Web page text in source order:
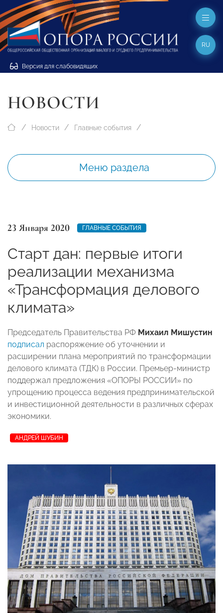
Версия для слабовидящих
RU
НОВОСТИ
Новости Главные события
Меню раздела
23 Января 2020 ГЛАВНЫЕ СОБЫТИЯ
Старт дан: первые итоги
реализации механизма
«Трансформация делового
климата»
Председатель Правительства РФ Михаил Мишустин
подписал распоряжение об уточнении и
расширении плана мероприятий по трансформации
делового климата (ТДК) в России. Премьер-министр
поддержал предложения «ОПОРЫ РОССИИ» по
упрощению процесса ведения предпринимательской
и инвестиционной деятельности в различных сферах
экономики.
АНДРЕЙ ШУБИН